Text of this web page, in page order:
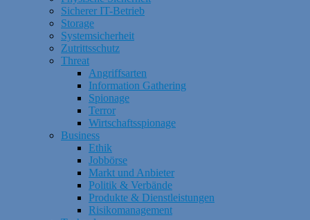
Sicherer IT-Betrieb
Storage
Systemsicherheit
Zutrittsschutz
Threat
Angriffsarten
Information Gathering
Spionage
Terror
Wirtschaftsspionage
Business
Ethik
Jobbörse
Markt und Anbieter
Politik & Verbände
Produkte & Dienstleistungen
Risikomanagement